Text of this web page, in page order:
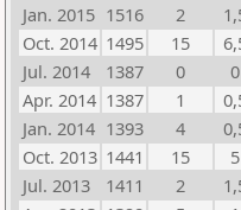
Jan. 2015 1516 2
Oct. 2014 1495 15
Jul. 2014
1387 0
0
Apr. 2014 1387 1
Jan. 2014 1393 4
Oct. 2013 1441 15
5
Jul. 2013
1411 2